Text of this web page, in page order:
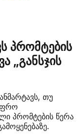
პრომტების
„განსჯის
თუ
პრომტების წერა